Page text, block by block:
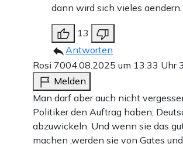
dann wird sich vieles aendern.
13
Antworten
Rosi 7004.08.2025 um 13:33 Uhr
Melden
Man darf aber auch nicht
Politiker den Auftrag haben;
abzuwickeln. Und wenn sie das
machen ,werden sie von Gates